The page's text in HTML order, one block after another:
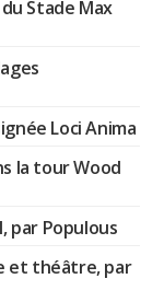
Stade Max
Loci Anima
la tour Wood
par Populous
et théâtre, par